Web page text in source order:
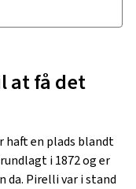
at få det
haft en plads blandt
i 1872 og er
da. Pirelli var i stand